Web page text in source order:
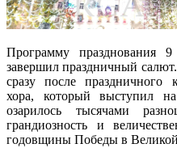
Программу празднования
завершил праздничный
сразу после праздничного
хора, который выступил
озарилось тысячами
грандиозность и
годовщины Победы в